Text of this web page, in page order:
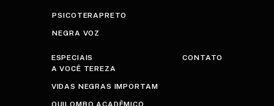
PSICOTERAPRETO
NEGRA VOZ
ESPECIAIS
A VOCÊ TEREZA
VIDAS NEGRAS IMPORTAM
QUILOMBO ACADÊMICO
CONTATO